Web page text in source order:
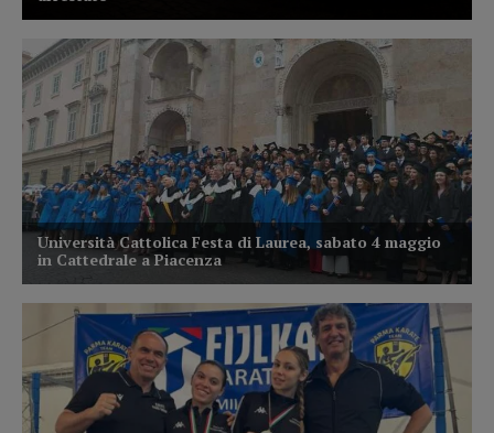
PIACENZA24
Il Giornale Radio di Radio Sound